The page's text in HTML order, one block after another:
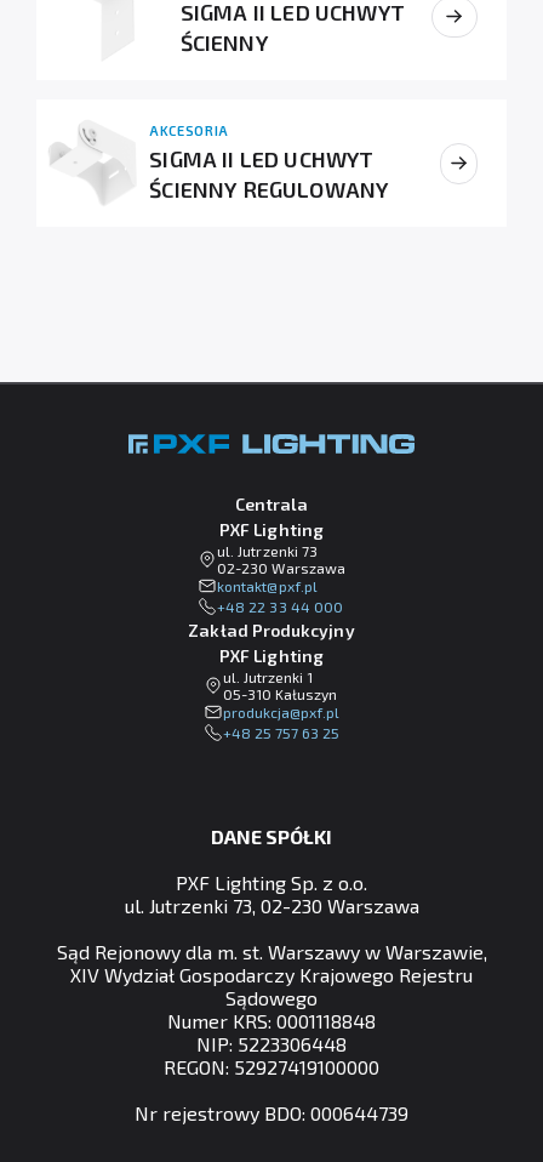
SIGMA II LED UCHWYT
ŚCIENNY
AKCESORIA
SIGMA II LED UCHWYT
ŚCIENNY REGULOWANY
Centrala
PXF Lighting
ul. Jutrzenki 73
02-230 Warszawa
lp.fxp@tkatnok
+48 22 33 44 000
Zakład Produkcyjny
PXF Lighting
ul. Jutrzenki 1
05-310 Kałuszyn
lp.fxp@ajckudorp
+48 25 757 63 25
DANE SPÓŁKI
PXF Lighting Sp. z o.o.
ul. Jutrzenki 73, 02-230 Warszawa
Sąd Rejonowy dla m. st. Warszawy w Warszawie,
XIV Wydział Gospodarczy Krajowego Rejestru
Sądowego
Numer KRS: 0001118848
NIP: 5223306448
REGON: 52927419100000
Nr rejestrowy BDO: 000644739